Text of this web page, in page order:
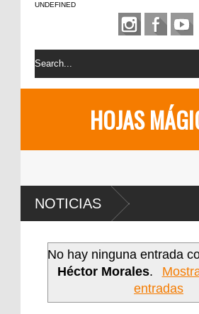
UNDEFINED
HOJAS
NOTICIAS
No hay ninguna entrada
Héctor Morales.
entradas